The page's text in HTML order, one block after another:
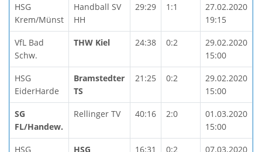
HSG
Krem/Münst
Handball SV
HH
29:29 1:1
27.02.2020
19:15
VfL Bad
Schw.
THW Kiel 24:38 0:2
29.02.2020
15:00
HSG
EiderHarde
Bramstedter
TS
21:25 0:2
29.02.2020
15:00
SG
FL/Handew.
Rellinger TV 40:16 2:0
01.03.2020
15:00
HSG
HSG
16:31 0:2
07.03.2020